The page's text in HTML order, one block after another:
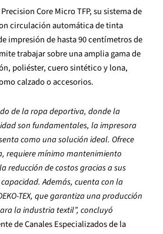
Core Micro TFP, su sistema de
circulación automática de tinta
impresión de hasta 90 centímetros de
trabajar sobre una amplia gama de
poliéster, cuero sintético y lona,
calzado o accesorios.
de la ropa deportiva, donde la
son fundamentales, la impresora
como una solución ideal. Ofrece
requiere mínimo mantenimiento
reducción de costos gracias a sus
Además, cuenta con la
TEX, que garantiza una producción
la industria textil”, concluyó
de Canales Especializados de la